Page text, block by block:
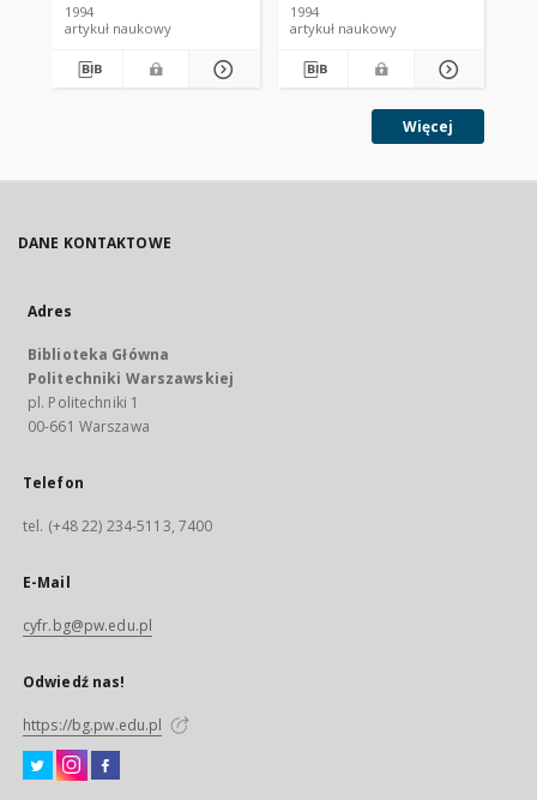
1994
artykuł naukowy
1994
artykuł naukowy
Więcej
DANE KONTAKTOWE
Adres
Biblioteka Główna
Politechniki Warszawskiej
pl. Politechniki 1
00-661 Warszawa
Telefon
tel. (+48 22) 234-5113, 7400
E-Mail
cyfr.bg@pw.edu.pl
Odwiedź nas!
https://bg.pw.edu.pl